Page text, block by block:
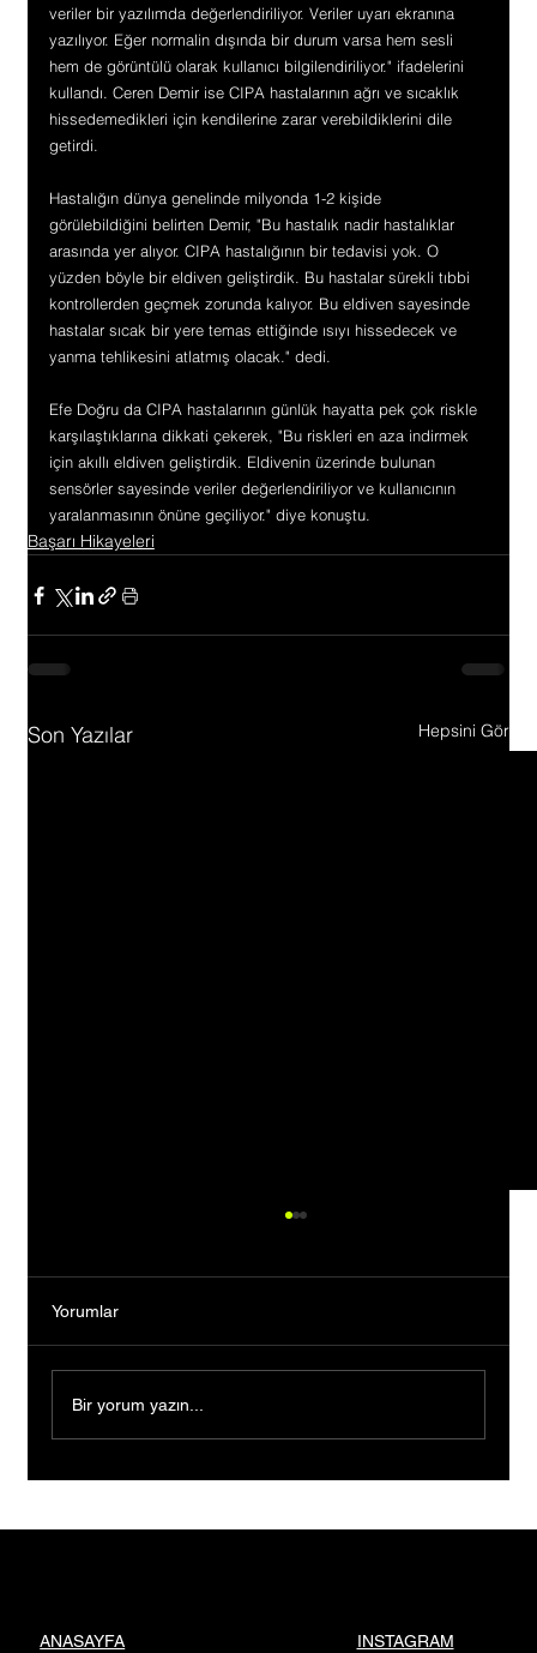
veriler bir yazılımda değerlendiriliyor. Veriler uyarı ekranına
yazılıyor. Eğer normalin dışında bir durum varsa hem sesli
hem de görüntülü olarak kullanıcı bilgilendiriliyor." ifadelerini
kullandı. Ceren Demir ise CIPA hastalarının ağrı ve sıcaklık
hissedemedikleri için kendilerine zarar verebildiklerini dile
getirdi.
Hastalığın dünya genelinde milyonda 1-2 kişide
görülebildiğini belirten Demir, "Bu hastalık nadir hastalıklar
arasında yer alıyor. CIPA hastalığının bir tedavisi yok. O
yüzden böyle bir eldiven geliştirdik. Bu hastalar sürekli tıbbi
kontrollerden geçmek zorunda kalıyor. Bu eldiven sayesinde
hastalar sıcak bir yere temas ettiğinde ısıyı hissedecek ve
yanma tehlikesini atlatmış olacak." dedi.
Efe Doğru da CIPA hastalarının günlük hayatta pek çok riskle
karşılaştıklarına dikkati çekerek, "Bu riskleri en aza indirmek
için akıllı eldiven geliştirdik. Eldivenin üzerinde bulunan
sensörler sayesinde veriler değerlendiriliyor ve kullanıcının
yaralanmasının önüne geçiliyor." diye konuştu.
Başarı Hikayeleri
Son Yazılar Hepsini Gör
Yorumlar
Bir yorum yazın...
ANASAYFA INSTAGRAM